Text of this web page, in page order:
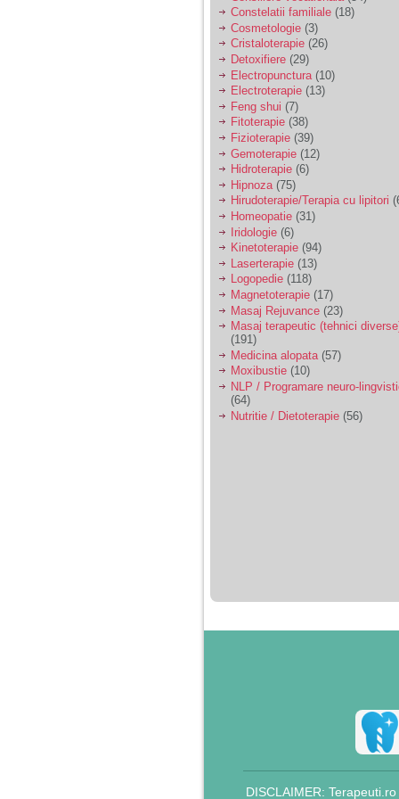
tata alcoolic, mai
nimanui nu ii pasa de
mine. Din cauza asta
am inceput sa beau
alcool si am inceput
sa ma culc cu barbati
pentru bani.
Constelatii familiale (18)
Cosmetologie (3)
Cristaloterapie (26)
Detoxifiere (29)
Electropunctura (10)
Electroterapie (13)
Feng shui (7)
Fitoterapie (38)
Fizioterapie (39)
Gemoterapie (12)
Hidroterapie (6)
Hipnoza (75)
Hirudoterapie/Terapia cu lipitori
Homeopatie (31)
Iridologie (6)
Kinetoterapie (94)
Laserterapie (13)
Logopedie (118)
Magnetoterapie (17)
Masaj Rejuvance (23)
Masaj terapeutic (tehnici
(191)
Medicina alopata (57)
Moxibustie (10)
NLP / Programare neuro-
(64)
Nutritie / Dietoterapie (56)
DISCLAIMER: